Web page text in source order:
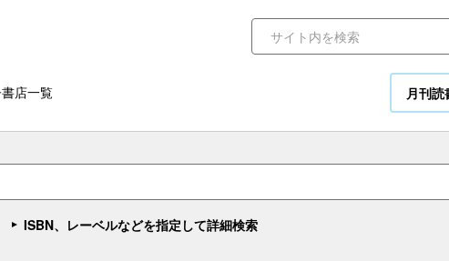
店一覧 月刊
ISBN、レーベルなどを指定して詳細検索